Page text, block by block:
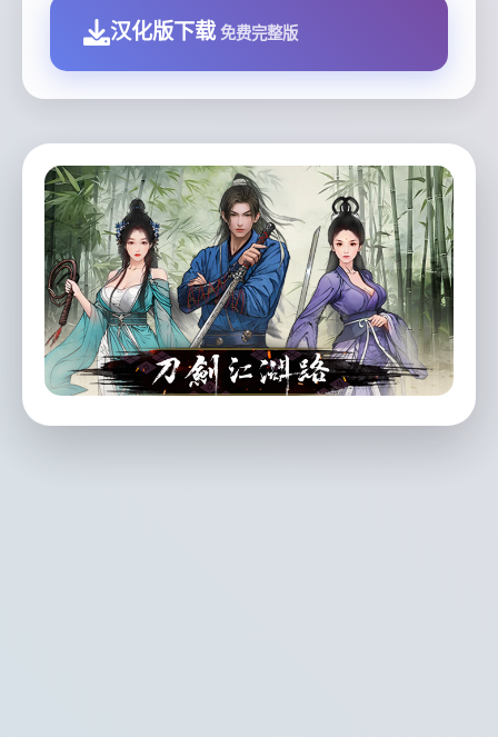
汉化版下载 免费完整版